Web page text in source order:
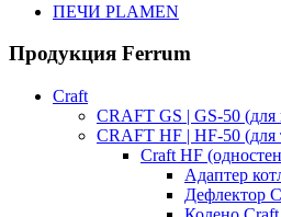
ПЕЧИ PLAMEN
Продукция Ferrum
Craft
CRAFT GS | GS-50 (для
CRAFT HF | HF-50 (для
Craft HF
Адаптер
Дефлектор